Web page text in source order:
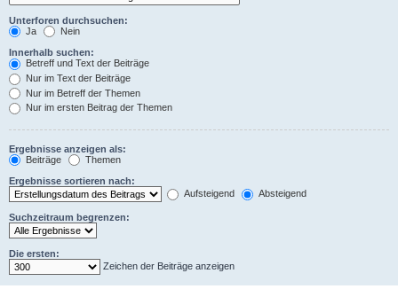
Unterforen durchsuchen:
Ja
Nein
Innerhalb suchen:
Betreff und Text der Beiträge
Nur im Text der Beiträge
Nur im Betreff der Themen
Nur im ersten Beitrag der Themen
Ergebnisse anzeigen als:
Beiträge
Themen
Ergebnisse sortieren nach:
Aufsteigend
Absteigend
Suchzeitraum begrenzen:
Die ersten:
Zeichen der Beiträge anzeigen